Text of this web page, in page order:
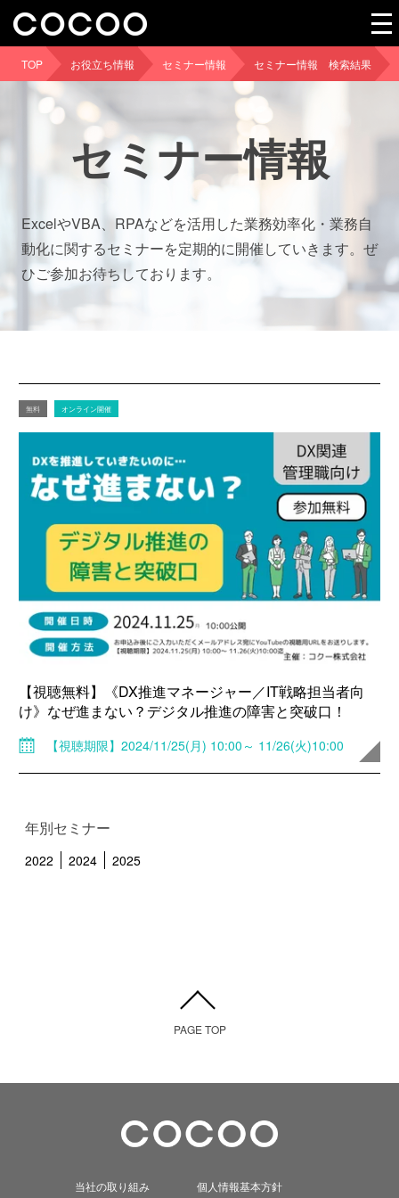
TOP お役立ち情報 セミナー情報 セミナー情報 検索結果
セミナー情報
ExcelやVBA、RPAなどを活用した業務効率化・業務自
動化に関するセミナーを定期的に開催していきます。ぜ
ひご参加お待ちしております。
無料 オンライン開催
【視聴無料】《DX推進マネージャー／IT戦略担当者向
け》なぜ進まない？デジタル推進の障害と突破口！
【視聴期限】2024/11/25(月) 10:00～ 11/26(火)10:00
年別セミナー
2022 2024 2025
PAGE TOP
当社の取り組み 個人情報基本方針